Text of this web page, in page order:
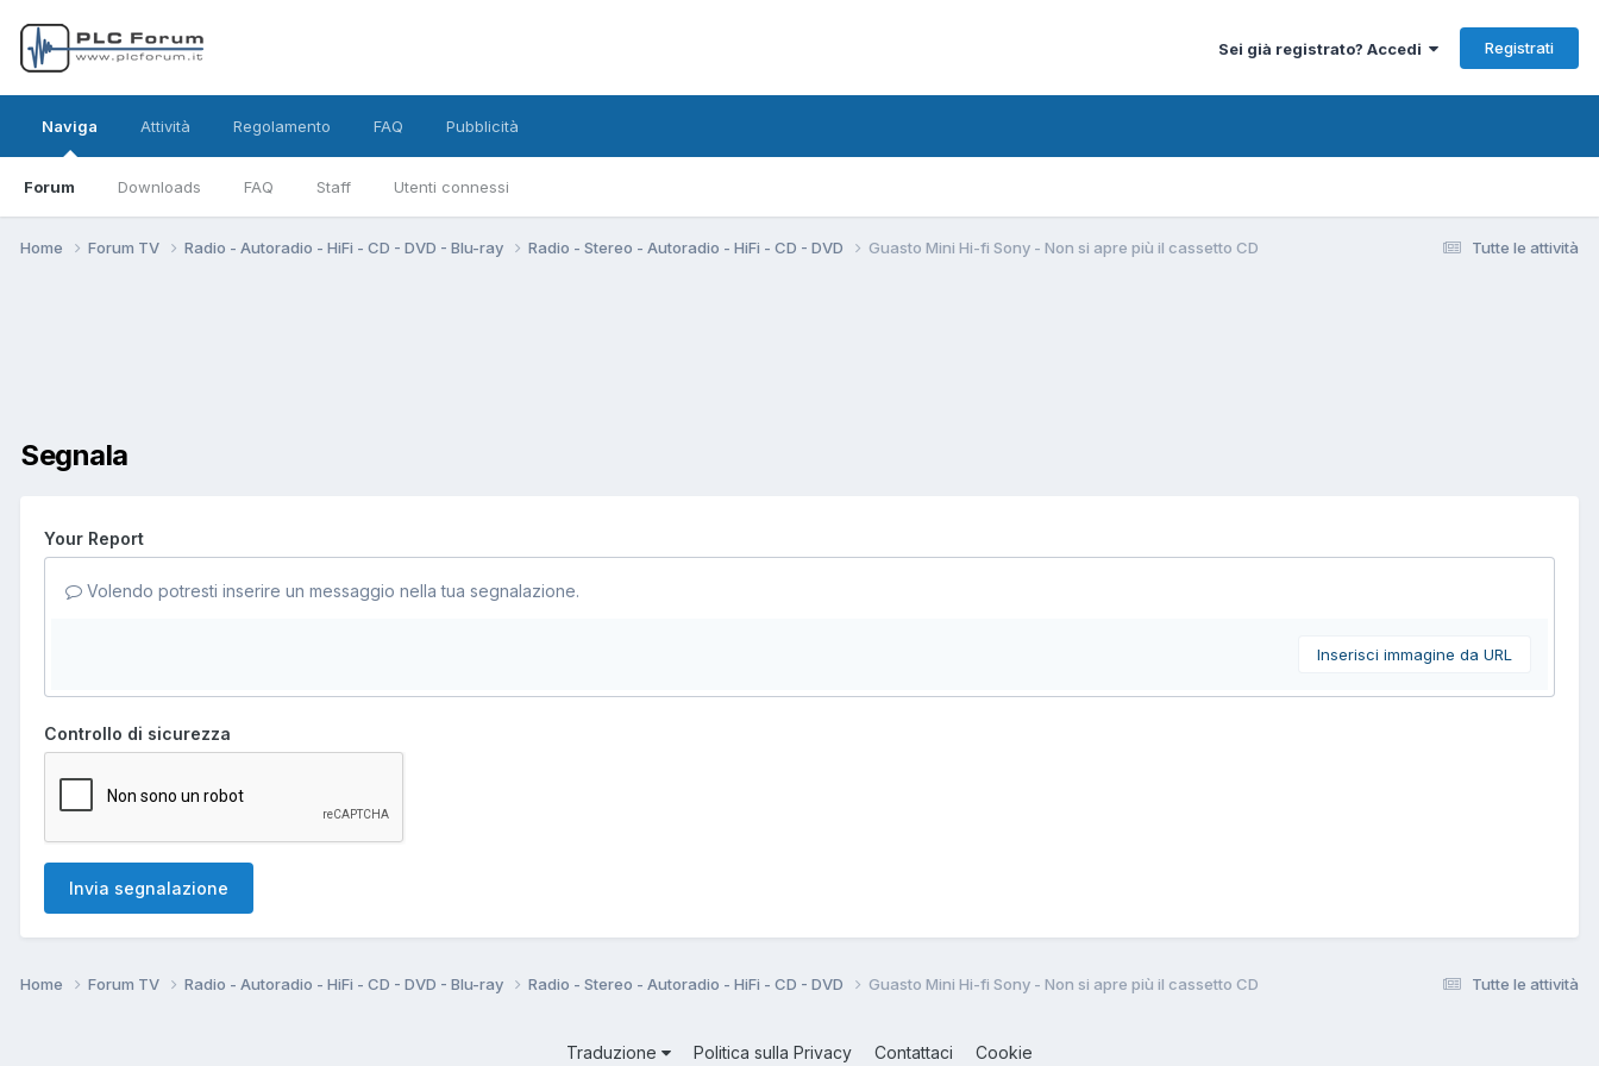
Sei già registrato? Accedi Registrati
Naviga
Forum Downloads FAQ Staff Utenti connessi
Attività Regolamento FAQ Pubblicità
Tutte le attività
Home Forum TV Radio - Autoradio - HiFi - CD - DVD - Blu-ray Radio - Stereo - Autoradio - HiFi - CD - DVD Guasto Mini Hi-fi Sony - Non si apre più il cassetto CD
Segnala
Your Report
Volendo potresti inserire un messaggio nella tua segnalazione.
Inserisci immagine da URL
Controllo di sicurezza
Invia segnalazione
Tutte le attività
Home Forum TV Radio - Autoradio - HiFi - CD - DVD - Blu-ray Radio - Stereo - Autoradio - HiFi - CD - DVD Guasto Mini Hi-fi Sony - Non si apre più il cassetto CD
Traduzione Politica sulla Privacy Contattaci Cookie